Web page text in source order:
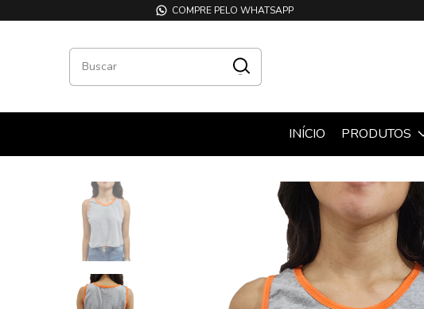
COMPRE PELO WHATSAPP
INÍCIO PRODUTOS